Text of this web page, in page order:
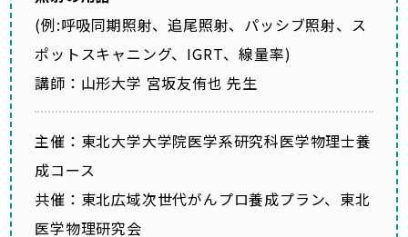
(例:呼吸同期照射、追尾照射、パッシブ照射、ス
ポットスキャニング、IGRT、線量率)
講師：山形大学 宮坂友侑也 先生
主催：東北大学大学院医学系研究科医学物理士養
成コース
共催：東北広域次世代がんプロ養成プラン、東北
医学物理研究会